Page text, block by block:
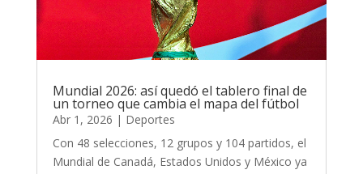
Mundial 2026: así quedó el tablero final de
un torneo que cambia el mapa del fútbol
Abr 1, 2026 | Deportes
Con 48 selecciones, 12 grupos y 104 partidos, el
Mundial de Canadá, Estados Unidos y México ya